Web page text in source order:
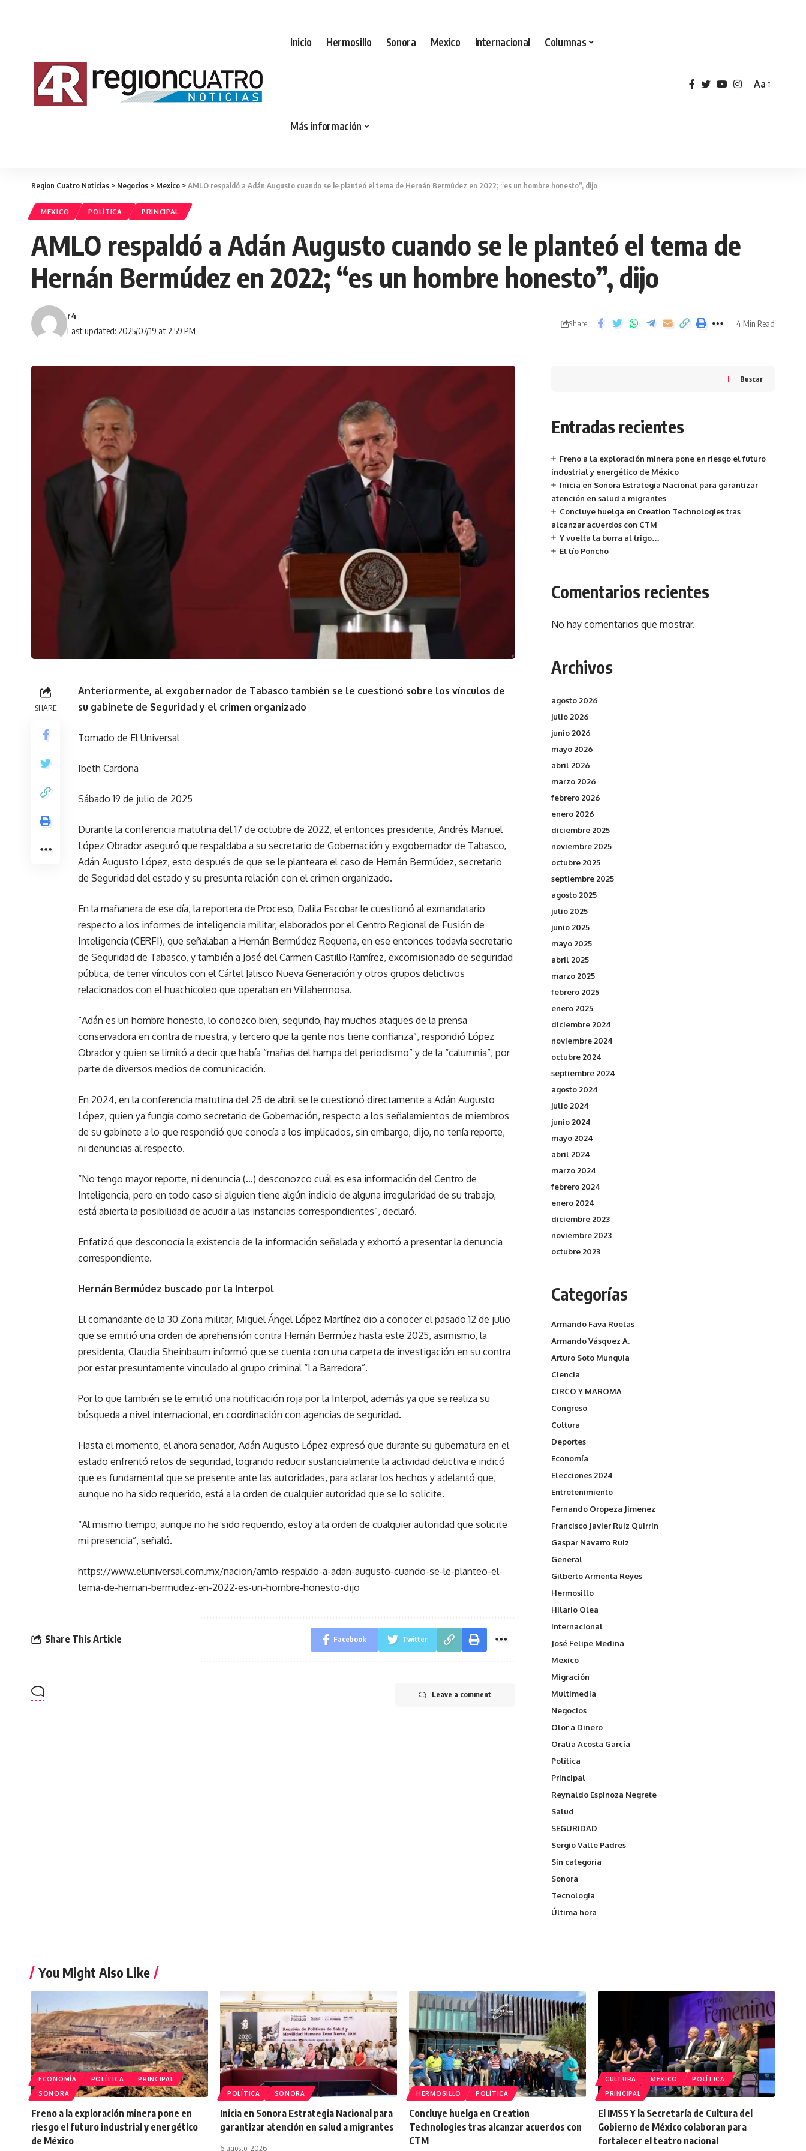
Inicio Hermosillo Sonora Mexico Internacional Columnas
Más información
Aa
Region Cuatro Noticias > Negocios > Mexico >AMLO respaldó a Adán Augusto cuando se le planteó el tema de Hernán Bermúdez en 2022; “es un hombre honesto”, dijo
MEXICO POLÍTICA PRINCIPAL
AMLO respaldó a Adán Augusto cuando se le planteó el tema de
Hernán Bermúdez en 2022; “es un hombre honesto”, dijo
Last updated: 2025/07/19 at 2:59 PM
r4
Share 4 Min Read
SHARE
Anteriormente, al exgobernador de Tabasco también se le cuestionó sobre los vínculos de
su gabinete de Seguridad y el crimen organizado
Tomado de El Universal
Ibeth Cardona
Sábado 19 de julio de 2025
Durante la conferencia matutina del 17 de octubre de 2022, el entonces presidente, Andrés Manuel
López Obrador aseguró que respaldaba a su secretario de Gobernación y exgobernador de Tabasco,
Adán Augusto López, esto después de que se le planteara el caso de Hernán Bermúdez, secretario
de Seguridad del estado y su presunta relación con el crimen organizado.
En la mañanera de ese día, la reportera de Proceso, Dalila Escobar le cuestionó al exmandatario
respecto a los informes de inteligencia militar, elaborados por el Centro Regional de Fusión de
Inteligencia (CERFI), que señalaban a Hernán Bermúdez Requena, en ese entonces todavía secretario
de Seguridad de Tabasco, y también a José del Carmen Castillo Ramírez, excomisionado de seguridad
pública, de tener vínculos con el Cártel Jalisco Nueva Generación y otros grupos delictivos
relacionados con el huachicoleo que operaban en Villahermosa.
“Adán es un hombre honesto, lo conozco bien, segundo, hay muchos ataques de la prensa
conservadora en contra de nuestra, y tercero que la gente nos tiene confianza”, respondió López
Obrador y quien se limitó a decir que había “mañas del hampa del periodismo” y de la “calumnia”, por
parte de diversos medios de comunicación.
En 2024, en la conferencia matutina del 25 de abril se le cuestionó directamente a Adán Augusto
López, quien ya fungía como secretario de Gobernación, respecto a los señalamientos de miembros
de su gabinete a lo que respondió que conocía a los implicados, sin embargo, dijo, no tenía reporte,
ni denuncias al respecto.
“No tengo mayor reporte, ni denuncia (…) desconozco cuál es esa información del Centro de
Inteligencia, pero en todo caso si alguien tiene algún indicio de alguna irregularidad de su trabajo,
está abierta la posibilidad de acudir a las instancias correspondientes”, declaró.
Enfatizó que desconocía la existencia de la información señalada y exhortó a presentar la denuncia
correspondiente.
Hernán Bermúdez buscado por la Interpol
El comandante de la 30 Zona militar, Miguel Ángel López Martínez dio a conocer el pasado 12 de julio
que se emitió una orden de aprehensión contra Hernán Bermúez hasta este 2025, asimismo, la
presidenta, Claudia Sheinbaum informó que se cuenta con una carpeta de investigación en su contra
por estar presuntamente vinculado al grupo criminal “La Barredora”.
Por lo que también se le emitió una notificación roja por la Interpol, además ya que se realiza su
búsqueda a nivel internacional, en coordinación con agencias de seguridad.
Hasta el momento, el ahora senador, Adán Augusto López expresó que durante su gubernatura en el
estado enfrentó retos de seguridad, logrando reducir sustancialmente la actividad delictiva e indicó
que es fundamental que se presente ante las autoridades, para aclarar los hechos y adelantó que,
aunque no ha sido requerido, está a la orden de cualquier autoridad que se lo solicite.
“Al mismo tiempo, aunque no he sido requerido, estoy a la orden de cualquier autoridad que solicite
mi presencia”, señaló.
https://www.eluniversal.com.mx/nacion/amlo-respaldo-a-adan-augusto-cuando-se-le-planteo-el-
tema-de-hernan-bermudez-en-2022-es-un-hombre-honesto-dijo
Share This Article Facebook Twitter
Leave a comment
Buscar
Entradas recientes
Freno a la exploración minera pone en riesgo el futuro
industrial y energético de México
Inicia en Sonora Estrategia Nacional para garantizar
atención en salud a migrantes
Concluye huelga en Creation Technologies tras
alcanzar acuerdos con CTM
Y vuelta la burra al trigo…
El tío Poncho
Comentarios recientes
No hay comentarios que mostrar.
Archivos
agosto 2026
julio 2026
junio 2026
mayo 2026
abril 2026
marzo 2026
febrero 2026
enero 2026
diciembre 2025
noviembre 2025
octubre 2025
septiembre 2025
agosto 2025
julio 2025
junio 2025
mayo 2025
abril 2025
marzo 2025
febrero 2025
enero 2025
diciembre 2024
noviembre 2024
octubre 2024
septiembre 2024
agosto 2024
julio 2024
junio 2024
mayo 2024
abril 2024
marzo 2024
febrero 2024
enero 2024
diciembre 2023
noviembre 2023
octubre 2023
Categorías
Armando Fava Ruelas
Armando Vásquez A.
Arturo Soto Munguia
Ciencia
CIRCO Y MAROMA
Congreso
Cultura
Deportes
Economía
Elecciones 2024
Entretenimiento
Fernando Oropeza Jimenez
Francisco Javier Ruiz Quirrín
Gaspar Navarro Ruiz
General
Gilberto Armenta Reyes
Hermosillo
Hilario Olea
Internacional
José Felipe Medina
Mexico
Migración
Multimedia
Negocios
Olor a Dinero
Oralia Acosta García
Política
Principal
Reynaldo Espinoza Negrete
Salud
SEGURIDAD
Sergio Valle Padres
Sin categoría
Sonora
Tecnologia
Última hora
You Might Also Like
ECONOMÍA POLÍTICA
PRINCIPAL
SONORA
Freno a la exploración minera pone en
riesgo el futuro industrial y energético
de México
POLÍTICA SONORA
Inicia en Sonora Estrategia Nacional para
garantizar atención en salud a migrantes
6 agosto, 2026
HERMOSILLO POLÍTICA
Concluye huelga en Creation
Technologies tras alcanzar acuerdos con
CTM
CULTURA MEXICO
POLÍTICA
PRINCIPAL
El IMSS Y la Secretaría de Cultura del
Gobierno de México colaboran para
fortalecer el teatro nacional